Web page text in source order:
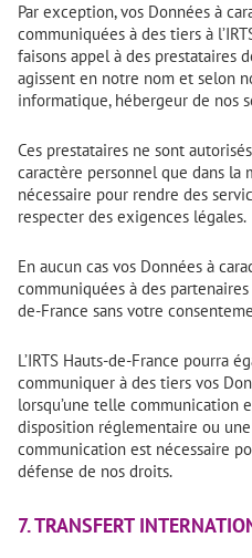
Par exception, vos Données à
communiquées à des tiers à
faisons appel à des prestataires
agissent en notre nom et selon
informatique, hébergeur de nos
Ces prestataires ne sont
caractère personnel que dans la
nécessaire pour rendre des
respecter des exigences légales.
En aucun cas vos Données à
communiquées à des
de-France sans votre
L’IRTS Hauts-de-France pourra
communiquer à des tiers vos
lorsqu’une telle communication
disposition réglementaire ou
communication est nécessaire
défense de nos droits.
7. TRANSFERT